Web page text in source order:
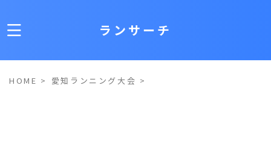
ランサーチ
HOME > 愛知ランニング大会 >